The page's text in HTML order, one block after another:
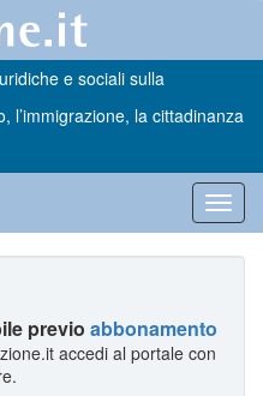
e sociali sulla
l’immigrazione, la cittadinanza
previo abbonamento
accedi al portale con